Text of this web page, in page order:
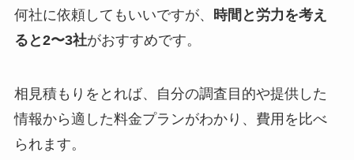
何社に依頼してもいいですが、 時間と労力を考え
ると2〜3社がおすすめです。
相見積もりをとれば、自分の調査目的や提供した
情報から適した料金プランがわかり、費用を比べ
られます。